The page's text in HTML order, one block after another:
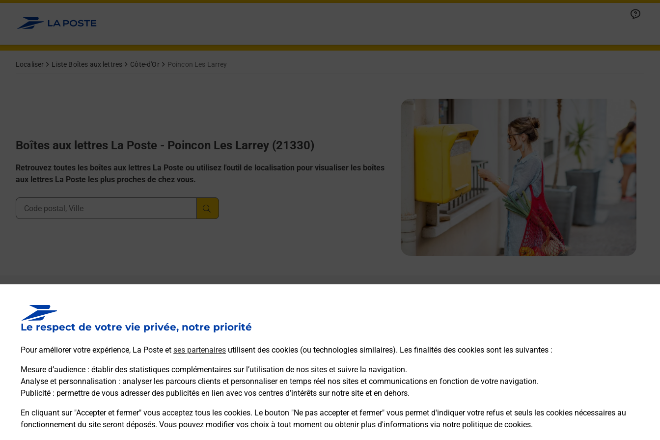
Le respect de votre vie privée, notre priorité
Pour améliorer votre expérience, La Poste et ses partenaires utilisent des cookies (ou technologies similaires). Les finalités des cookies sont les suivantes :
Mesure d’audience : établir des statistiques complémentaires sur l’utilisation de nos sites et suivre la navigation.
Analyse et personnalisation : analyser les parcours clients et personnaliser en temps réel nos sites et communications en fonction de votre navigation.
Publicité : permettre de vous adresser des publicités en lien avec vos centres d’intérêts sur notre site et en dehors.
En cliquant sur "Accepter et fermer" vous acceptez tous les cookies. Le bouton "Ne pas accepter et fermer" vous permet d'indiquer votre refus et seuls les cookies nécessaires au
fonctionnement du site seront déposés. Vous pouvez modifier vos choix à tout moment ou obtenir plus d'informations via notre politique de cookies.
Allez au contenu
Localiser Liste Boîtes aux lettres Côte-d'Or Poincon Les Larrey
Boîtes aux lettres La Poste - Poincon Les Larrey (21330)
Retrouvez toutes les boîtes aux lettres La Poste ou utilisez l'outil de localisation pour visualiser les boîtes
aux lettres La Poste les plus proches de chez vous.
Ville, Département, Code Postal
Boîte aux lettres La Poste
Prochaine collecte du courrier samedi à
21330 Poincon Les Larrey
Itinéraire